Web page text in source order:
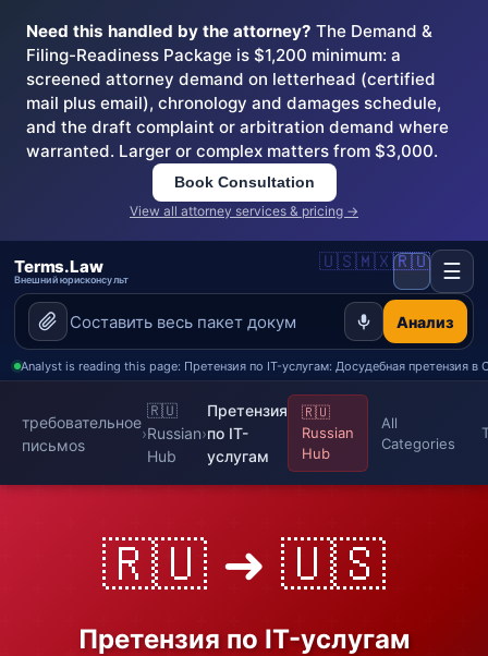
Need this handled by the attorney? The Demand &
Filing-Readiness Package is $1,200 minimum: a
screened attorney demand on letterhead (certified
mail plus email), chronology and damages schedule,
and the draft complaint or arbitration demand where
warranted. Larger or complex matters from $3,000.
Book Consultation
View all attorney services & pricing →
Terms.Law
Внешний юрисконсульт
Анализ
🇺🇸🇲🇽🇷🇺 ☰
Analyst is reading this page: Претензия по IT-услугам: Досудебная претензия в
требовательное
письмоs
›
🇷🇺
Russian
Hub
›
Претензия
по IT-
услугам
🇷🇺
Russian
Hub
All
Categories
🇷🇺 ➜ 🇺🇸
Претензия по IT-услугам